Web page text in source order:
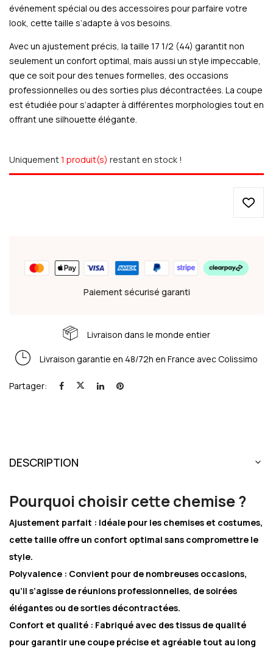
événement spécial ou des accessoires pour parfaire votre
look, cette taille s’adapte à vos besoins.
Avec un ajustement précis, la taille 17 1/2 (44) garantit non
seulement un confort optimal, mais aussi un style impeccable,
que ce soit pour des tenues formelles, des occasions
professionnelles ou des sorties plus décontractées. La coupe
est étudiée pour s’adapter à différentes morphologies tout en
offrant une silhouette élégante.
Uniquement1 produit(s) restant en stock !
Paiement sécurisé garanti
Livraison dans le monde entier
Livraison garantie en 48/72h en France avec Colissimo
Partager:
DESCRIPTION
Pourquoi choisir cette chemise ?
Ajustement parfait : Idéale pour les chemises et costumes,
cette taille offre un confort optimal sans compromettre le
style.
Polyvalence : Convient pour de nombreuses occasions,
qu’il s’agisse de réunions professionnelles, de soirées
élégantes ou de sorties décontractées.
Confort et qualité : Fabriqué avec des tissus de qualité
pour garantir une coupe précise et agréable tout au long